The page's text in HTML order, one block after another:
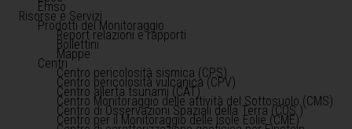
Emso
Risorse e Servizi
Prodotti del Monitoraggio
Report relazioni e rapporti
Bollettini
Mappe
Centri
Centro pericolosità sismica (CPS)
Centro pericolosità vulcanica (CPV)
Centro allerta tsunami (CAT)
Centro Monitoraggio delle attività del Sottosuolo (CMS)
Centro di Osservazioni Spaziali della Terra (COS )
Centro per il Monitoraggio delle Isole Eolie (CME)